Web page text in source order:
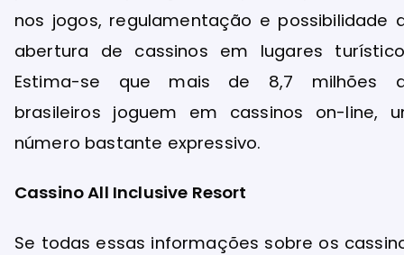
nos jogos, regulamentação e possibilidade
abertura de cassinos em lugares
Estima-se que mais de 8,7 milhões
brasileiros joguem em cassinos on-line,
número bastante expressivo.
Cassino All Inclusive Resort
Se todas essas informações sobre os